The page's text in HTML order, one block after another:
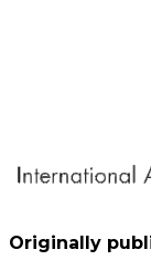
Originally